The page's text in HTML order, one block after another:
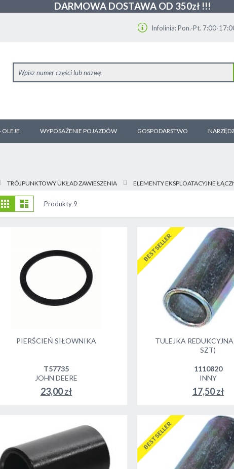
DARMOWA DOSTAWA OD 350zł !!!
Infolinia: Pon.-Pt. 7:00-
OLEJE WYPOSAŻENIE POJAZDÓW GOSPODARSTWO
TRÓJPUNKTOWY UKŁAD ZAWIESZENIA ELEMENTY EKSPLOATACYJNE
Zobacz
jako
SiatkaLista Produkty 9
PIERŚCIEŃ SIŁOWNIKA
T57735
JOHN DEERE
23,00 zł
DO KOSZYKA
BESTSELLER
TULEJKA
SZT)
1110820
INNY
17,50 zł
DO KOSZYKA
BESTSELLER